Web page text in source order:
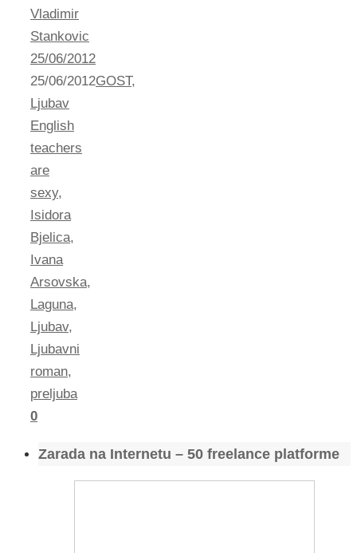
Vladimir
Stankovic
25/06/2012
25/06/2012GOST,
Ljubav
English
teachers
are
sexy,
Isidora
Bjelica,
Ivana
Arsovska,
Laguna,
Ljubav,
Ljubavni
roman,
preljuba
0
Zarada na Internetu – 50 freelance platforme